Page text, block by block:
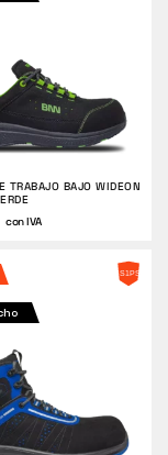
TRABAJO BAJO WIDEON
con IVA